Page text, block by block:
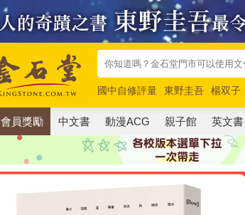
國中自修評量 東野圭吾 楊双子
唯紅花綻放
奧德賽 路邊攤新作
會員獎勵 中文書 動漫ACG 親子館 英文書